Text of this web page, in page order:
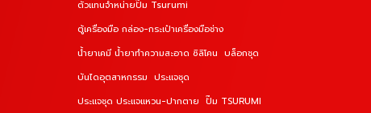
ตัวแทนจำหน่ายปั๊ม Tsurumi
ตู้เครื่องมือ กล่อง-กระเป๋าเครื่องมือช่าง
น้ำยาเคมี น้ำยาทำความสะอาด ซิลิโคน บล็อกชุด
บันไดอุตสาหกรรม ประแจชุด
ประแจชุด ประแจแหวน-ปากตาย ปั๊ม TSURUMI